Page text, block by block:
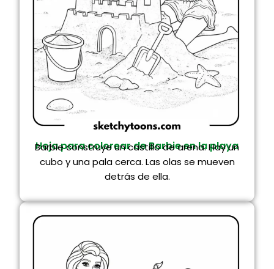
Hoja para colorear de Barbie en la playa
Barbie construye un castillo de arena. Hay un
cubo y una pala cerca. Las olas se mueven
detrás de ella.